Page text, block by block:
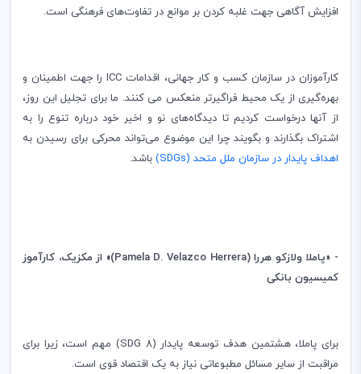
افزایش آگاهی جهت غلبه کردن بر موانع در تفاوت‌های فرهنگی است.
کارآموزان در سازمان کسب و کار جهانی، اقدامات ICCرا جهت اطمینان و
بهره‌گیری از یک محیط فراگیرتر منعکس می کنند. ما برای تجلیل این روز،
از آنها درخواست کردیم تا دیدگاه‌های نو و اخیر خود درباره تنوع را به
اشتراک بگذارند و بگویند چرا این موضوع می‌تواند محرکی برای رسیدن به
اهداف پایدار در سازمان ملل متحد (SDGs
) باشد.
- «پاملا ولازکو هررا (Pamela D. Velazco Herrera
)» از مکزیک، کارآموز
کمیسیون بانکی
برای پاملا، هشتمین هدف توسعه پایدار (SDG 8) مهم است، زیرا برای
مراقبت از سایر مسائل مطبوعاتی نیاز به یک اقتصاد قوی است.